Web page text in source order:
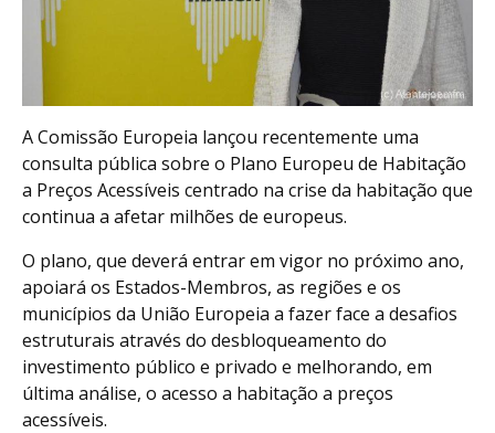
A Comissão Europeia lançou recentemente uma
consulta pública sobre o Plano Europeu de Habitação
a Preços Acessíveis centrado na crise da habitação que
continua a afetar milhões de europeus.
O plano, que deverá entrar em vigor no próximo ano,
apoiará os Estados-Membros, as regiões e os
municípios da União Europeia a fazer face a desafios
estruturais através do desbloqueamento do
investimento público e privado e melhorando, em
última análise, o acesso a habitação a preços
acessíveis.